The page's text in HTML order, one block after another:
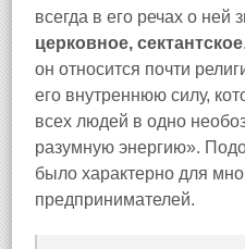
всегда в его речах о ней
церковное, сектантское
он относится почти
его внутреннюю силу,
всех людей в одно
разумную энергию».
было характерно для
предпринимателей.